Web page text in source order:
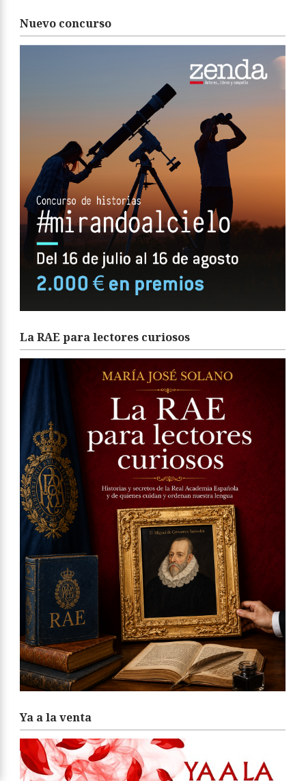
Nuevo concurso
La RAE para lectores curiosos
Ya a la venta